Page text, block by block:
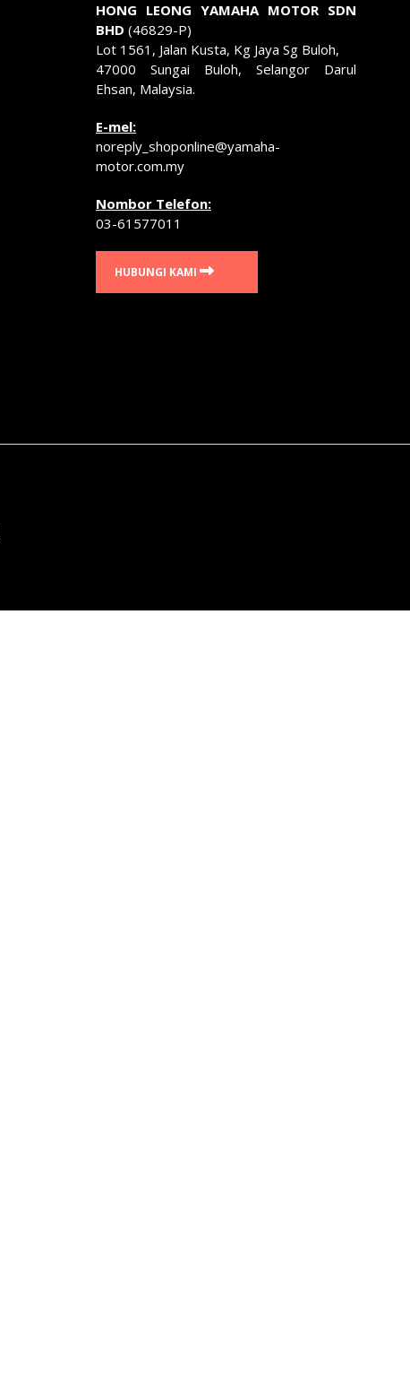
HONG LEONG YAMAHA MOTOR SDN
BHD (46829-P)
Lot 1561, Jalan Kusta, Kg Jaya Sg Buloh,
47000 Sungai Buloh, Selangor Darul
Ehsan, Malaysia.
E-mel:
noreply_shoponline@yamaha-
motor.com.my
Nombor Telefon:
03-61577011
HUBUNGI KAMI